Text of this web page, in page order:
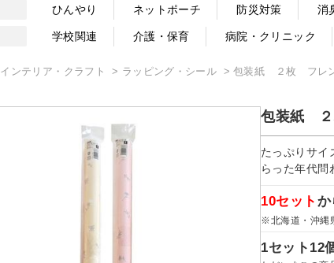
ひんやり ネットポーチ 防災対策 消
学校関連 介護・保育 病院・クリニック
インテリア・クラフト ラッピング・シール 包装紙 ２枚 フレ
包装紙 ２
たっぷりサイ
らった年代問
10セット か
※北海道・沖縄
1セット12